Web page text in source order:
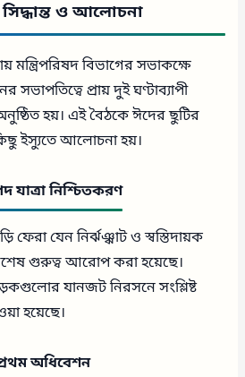
সিদ্ধান্ত ও আলোচনা
মন্ত্রিপরিষদ বিভাগের সভাকক্ষে
সভাপতিত্বে প্রায় দুই ঘণ্টাব্যাপী
হয়। এই বৈঠকে ঈদের ছুটির
ইস্যুতে আলোচনা হয়।
যাত্রা নিশ্চিতকরণ
ফেরা যেন নির্ঝঞ্ঝাট ও স্বস্তিদায়ক
গুরুত্ব আরোপ করা হয়েছে।
যানজট নিরসনে সংশ্লিষ্ট
হয়েছে।
অধিবেশন